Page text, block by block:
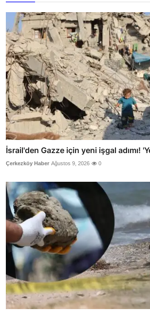
İsrail'den Gazze için yeni işgal adımı!
Çerkezköy Haber Ağustos 9, 2026 0